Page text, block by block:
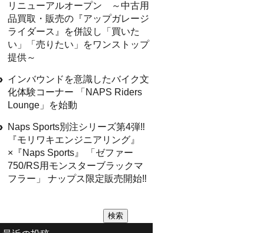
リニューアルオープン ～中古用
品買取・販売の『アップガレージ
ライダース』を併設し「買いた
い」「売りたい」をワンストップ
提供～
インバウンドを意識したバイク文
化体験コーナー 「NAPS Riders
Lounge」を始動
Naps Sports別注シリーズ第4弾‼
『モリワキエンジニアリング』
×『Naps Sports』 「ゼファー
750/RS用モンスターブラックマ
フラー」 ナップス限定販売開始‼
索: